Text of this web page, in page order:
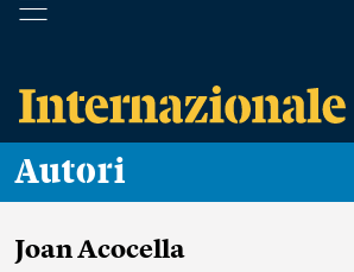
Autori
Joan Acocella